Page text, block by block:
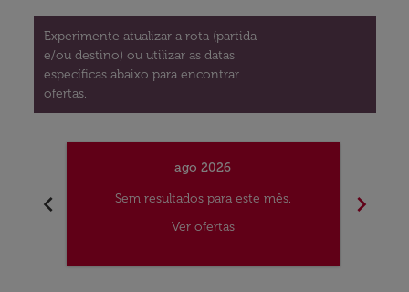
Experimente atualizar a rota (partida
e/ou destino) ou utilizar as datas
específicas abaixo para encontrar
ofertas.
chevron_left
ago 2026
Sem resultados para este mês.
Ver ofertas
chevron_right